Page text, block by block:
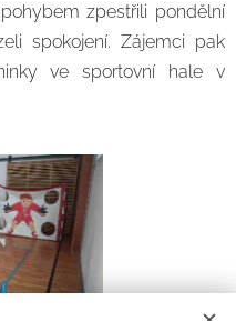
zpestřili pondělní
spokojení. Zájemci pak
ve sportovní hale v